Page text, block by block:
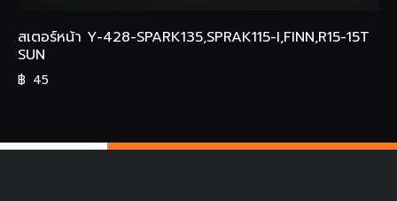
สเตอร์หน้า Y-428-SPARK135,SPRAK115-I,FINN,R15-15T
SUN
฿ 45